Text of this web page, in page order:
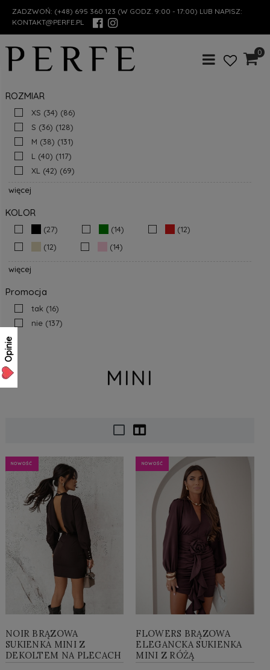
ZADZWOŃ: (+48) 695 360 123 (W GODZ. 9:00 - 17:00) LUB NAPISZ:
KONTAKT@PERFE.PL
0
ROZMIAR
XS (34) (86)
S (36) (128)
M (38) (131)
L (40) (117)
XL (42) (69)
więcej
KOLOR
(27) (14)
(12)
(12)
(14)
więcej
Promocja
tak (16)
nie (137)
MINI
NOIR BRĄZOWA
SUKIENKA MINI Z
DEKOLTEM NA PLECACH
NOWOŚĆ
FLOWERS BRĄZOWA
ELEGANCKA SUKIENKA
MINI Z RÓŻĄ
NOWOŚĆ
Opinie